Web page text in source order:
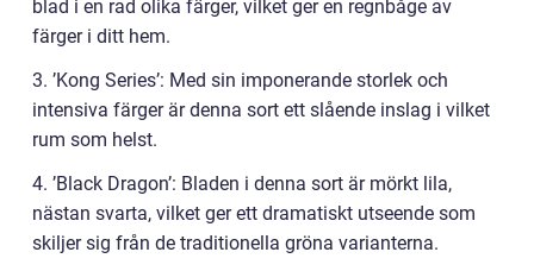
blad i en rad olika färger, vilket ger en regnbåge av
färger i ditt hem.
3. ’Kong Series’: Med sin imponerande storlek och
intensiva färger är denna sort ett slående inslag i vilket
rum som helst.
4. ’Black Dragon’: Bladen i denna sort är mörkt lila,
nästan svarta, vilket ger ett dramatiskt utseende som
skiljer sig från de traditionella gröna varianterna.